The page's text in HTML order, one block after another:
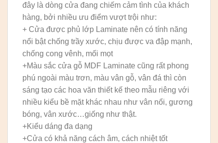
đây là dòng cửa đang chiếm cảm tình của khách
hàng, bởi nhiều ưu điểm vượt trội như:
+ Cửa được phủ lớp Laminate nên có tính năng
nổi bật chống trầy xước, chịu được va đập mạnh,
chống cong vênh, mối mọt
+Màu sắc cửa gỗ MDF Laminate cũng rất phong
phú ngoài màu trơn, màu vân gỗ, vân đá thì còn
sáng tạo các hoa văn thiết kế theo mẫu riêng với
nhiều kiểu bề mặt khác nhau như vân nổi, gương
bóng, vân xước…giống như thật.
+Kiểu dáng đa dạng
+Cửa có khả năng cách âm, cách nhiệt tốt